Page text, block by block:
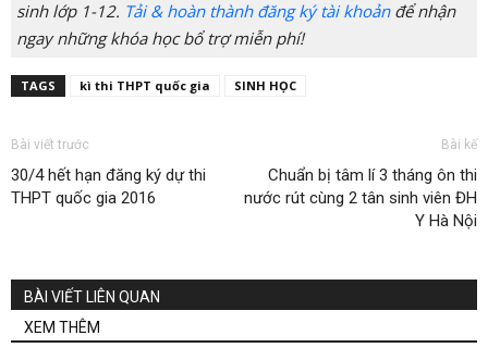
sinh lớp 1-12. Tải & hoàn thành đăng ký tài khoảnđể nhận
ngay những khóa học bổ trợ miễn phí!
TAGS kì thi THPT quốc gia SINH HỌC
Bài viết trước
30/4 hết hạn đăng ký dự thi
THPT quốc gia 2016
Bài kế
Chuẩn bị tâm lí 3 tháng ôn thi
nước rút cùng 2 tân sinh viên ĐH
Y Hà Nội
BÀI VIẾT LIÊN QUAN
XEM THÊM